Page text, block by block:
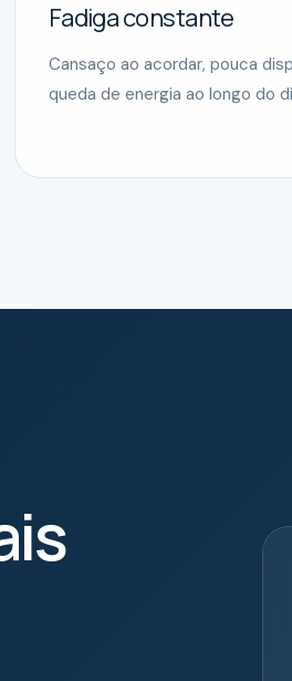
Fadiga constante
Cansaço ao acordar, pouca
queda de energia ao longo do